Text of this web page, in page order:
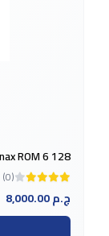
ROM 6 128
(0)
8,000.00 ج.م